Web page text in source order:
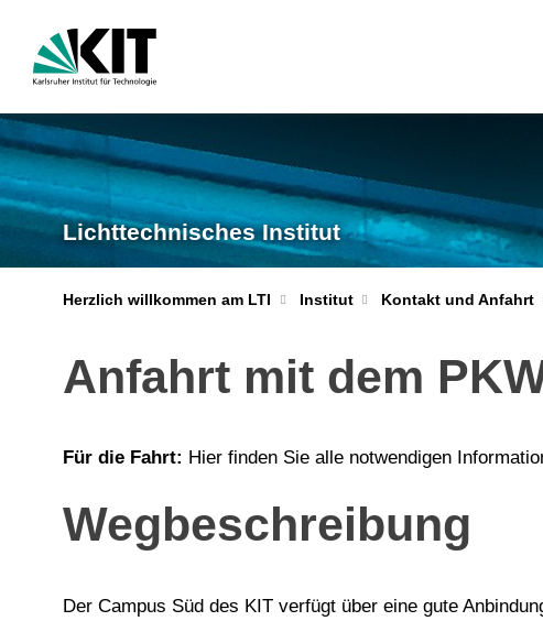
Lichttechnisches Institut
Herzlich willkommen am LTI Institut Kontakt und Anfahrt
Anfahrt mit dem
Für die Fahrt: Hier finden Sie alle notwendigen
Wegbeschreibung
Der Campus Süd des KIT verfügt über eine gute